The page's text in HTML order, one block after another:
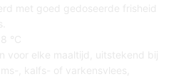
met goed gedoseerde frisheid
°C
voor elke maaltijd, uitstekend bij
, kalfs- of varkensvlees,